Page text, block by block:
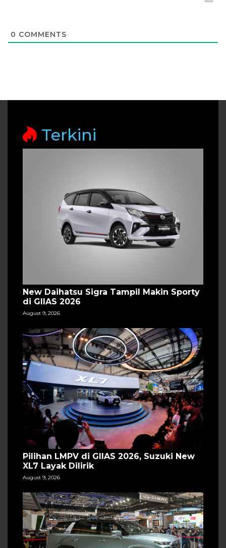
0 COMMENTS
Terkini
New Daihatsu Sigra Tampil Makin Sporty
di GIIAS 2026
August 9, 2026
Pilihan LMPV di GIIAS 2026, Suzuki New
XL7 Layak Dilirik
August 9, 2026